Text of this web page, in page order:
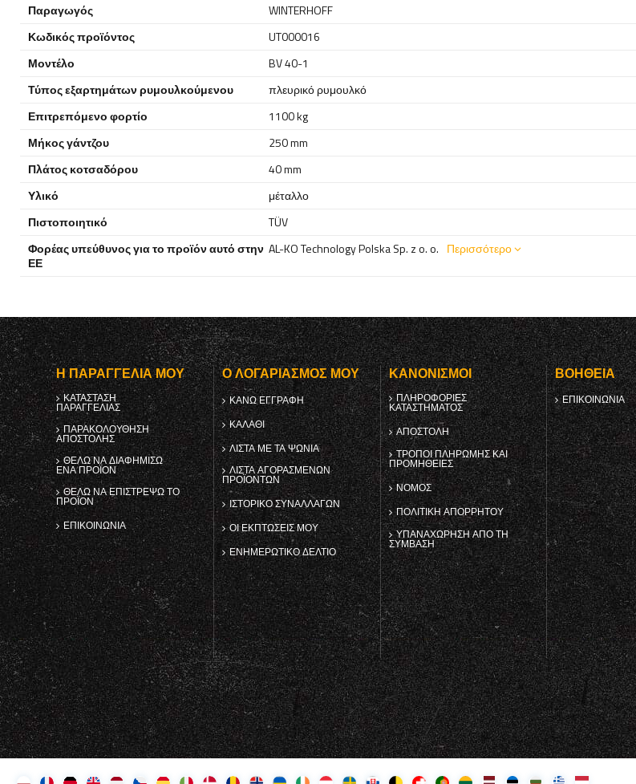
Παραγωγός
WINTERHOFF
Κωδικός προϊόντος
UT000016
Μοντέλο
BV 40-1
Τύπος εξαρτημάτων ρυμουλκούμενου
πλευρικό ρυμουλκό
Επιτρεπόμενο φορτίο
1100 kg
Μήκος γάντζου
250 mm
Πλάτος κοτσαδόρου
40 mm
Υλικό
μέταλλο
Πιστοποιητικό
TÜV
Φορέας υπεύθυνος για το προϊόν αυτό στην
ΕΕ
AL-KO Technology Polska Sp. z o. o. Περισσότερο
Η ΠΑΡΑΓΓΕΛΊΑ ΜΟΥ
ΚΑΤΆΣΤΑΣΗ
ΠΑΡΑΓΓΕΛΊΑΣ
ΠΑΡΑΚΟΛΟΎΘΗΣΗ
ΑΠΟΣΤΟΛΉΣ
ΘΈΛΩ ΝΑ ΔΙΑΦΗΜΊΣΩ
ΈΝΑ ΠΡΟΪΌΝ
ΘΈΛΩ ΝΑ ΕΠΙΣΤΡΈΨΩ ΤΟ
ΠΡΟΪΌΝ
ΕΠΙΚΟΙΝΩΝΊΑ
Ο ΛΟΓΑΡΙΑΣΜΌΣ ΜΟΥ
ΚΑΝΩ ΕΓΓΡΑΦΗ
ΚΑΛΆΘΙ
ΛΊΣΤΑ ΜΕ ΤΑ ΨΏΝΙΑ
ΛΊΣΤΑ ΑΓΟΡΑΣΜΈΝΩΝ
ΠΡΟΪΌΝΤΩΝ
ΙΣΤΟΡΙΚΌ ΣΥΝΑΛΛΑΓΏΝ
ΟΙ ΕΚΠΤΏΣΕΙΣ ΜΟΥ
ΕΝΗΜΕΡΩΤΙΚΌ ΔΕΛΤΊΟ
ΚΑΝΟΝΙΣΜΟΊ
ΠΛΗΡΟΦΟΡΊΕΣ
ΚΑΤΑΣΤΉΜΑΤΟΣ
ΑΠΟΣΤΟΛΉ
ΤΡΌΠΟΙ ΠΛΗΡΩΜΉΣ ΚΑΙ
ΠΡΟΜΉΘΕΙΕΣ
ΝΌΜΟΣ
ΠΟΛΙΤΙΚΉ ΑΠΟΡΡΉΤΟΥ
ΥΠΑΝΑΧΏΡΗΣΗ ΑΠΌ ΤΗ
ΣΎΜΒΑΣΗ
ΒΟΉΘΕΙΑ
ΕΠΙΚΟΙΝΩΝΊΑ